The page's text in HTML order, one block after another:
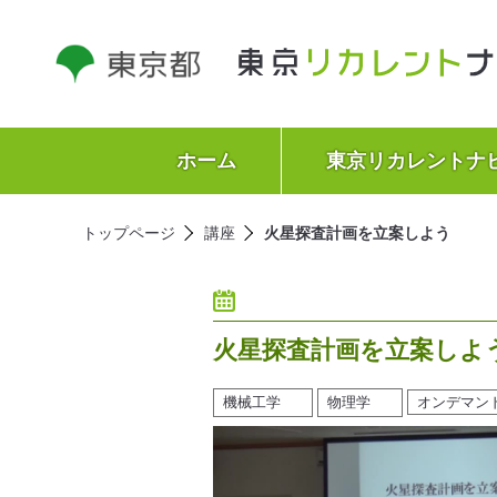
ホーム 東京リカレントナ
トップページ 講座 火星探査計画を立案しよう
火星探査計画を立案しよ
機械工学 物理学 オンデマン